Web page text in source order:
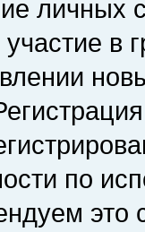
личных
в
по
это